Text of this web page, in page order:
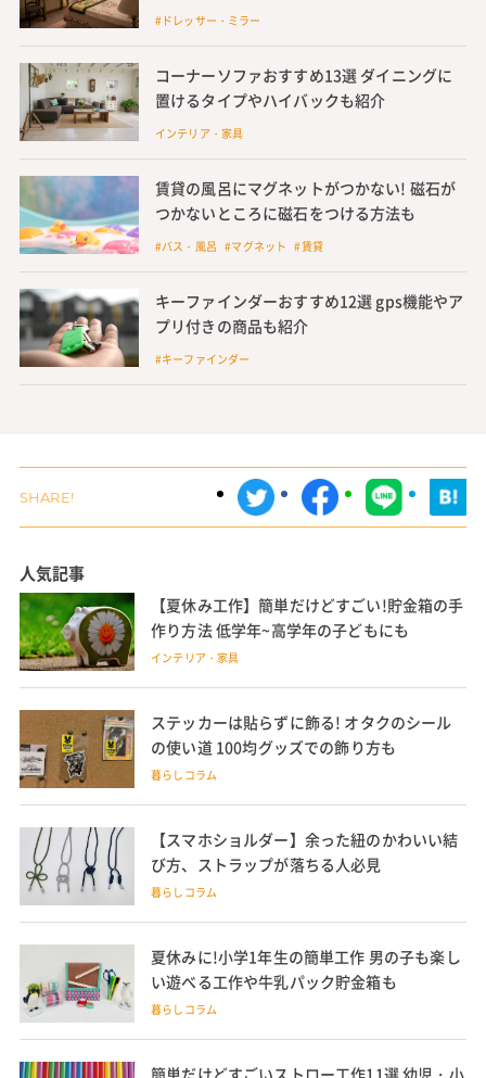
#ドレッサー・ミラー
コーナーソファおすすめ13選 ダイニングに
置けるタイプやハイバックも紹介
インテリア・家具
賃貸の風呂にマグネットがつかない! 磁石が
つかないところに磁石をつける方法も
#バス・風呂 #マグネット #賃貸
キーファインダーおすすめ12選 gps機能やア
プリ付きの商品も紹介
#キーファインダー
人気記事
【夏休み工作】簡単だけどすごい!貯金箱の手
作り方法 低学年~高学年の子どもにも
インテリア・家具
ステッカーは貼らずに飾る! オタクのシール
の使い道 100均グッズでの飾り方も
暮らしコラム
【スマホショルダー】余った紐のかわいい結
び方、ストラップが落ちる人必見
暮らしコラム
夏休みに!小学1年生の簡単工作 男の子も楽し
い遊べる工作や牛乳パック貯金箱も
暮らしコラム